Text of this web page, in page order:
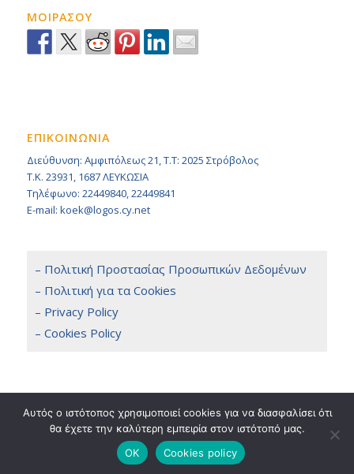
ΜΟΙΡΑΣΟΥ
ΕΠΙΚΟΙΝΩΝΙΑ
Διεύθυνση: Αμφιπόλεως 21, Τ.Τ: 2025 Στρόβολος
Τ.Κ. 23931, 1687 ΛΕΥΚΩΣΙΑ
Τηλέφωνο: 22449840, 22449841
E-mail: koek@logos.cy.net
– Πολιτική Προστασίας Προσωπικών Δεδομένων
– Πολιτική για τα Cookies
– Privacy Policy
– Cookies Policy
Copyright 2014 © KOEK, All Rights Reserved. / Powered byNETinfo Plc
Αυτός ο ιστότοπος χρησιμοποιεί cookies για να διασφαλίσει ότι
θα έχετε την καλύτερη εμπειρία στον ιστότοπό μας.
OK
Cookies policy